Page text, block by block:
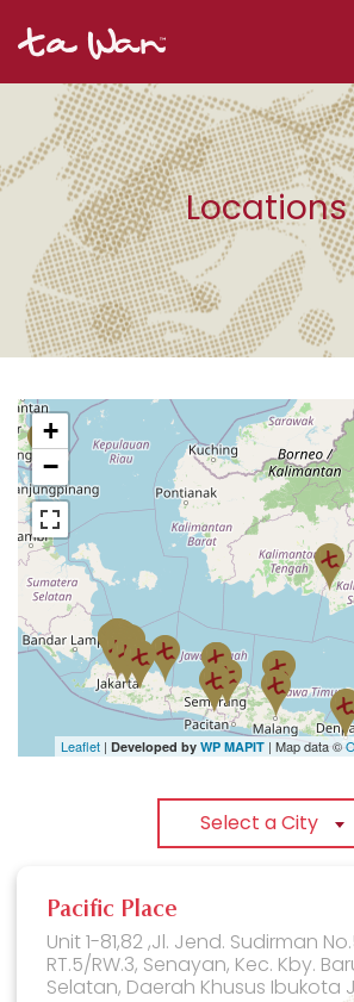
Locations
+
−
Leaflet| Developed by WP MAPIT| Map data ©
Select a City
Pacific Place
Unit 1-81,82 ,Jl. Jend. Sudirman
RT.5/RW.3, Senayan, Kec. Kby.
Selatan, Daerah Khusus Ibukota